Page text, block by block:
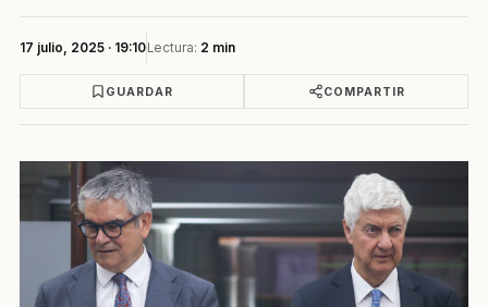
17 julio, 2025 · 19:10Lectura: 2 min
GUARDAR COMPARTIR